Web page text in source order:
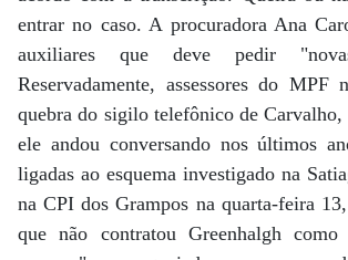
entrar no caso. A procuradora Ana
auxiliares que deve pedir
Reservadamente, assessores do MPF
quebra do sigilo telefônico de
ele andou conversando nos últimos
ligadas ao esquema investigado na
na CPI dos Grampos na quarta-feira
que não contratou Greenhalgh como